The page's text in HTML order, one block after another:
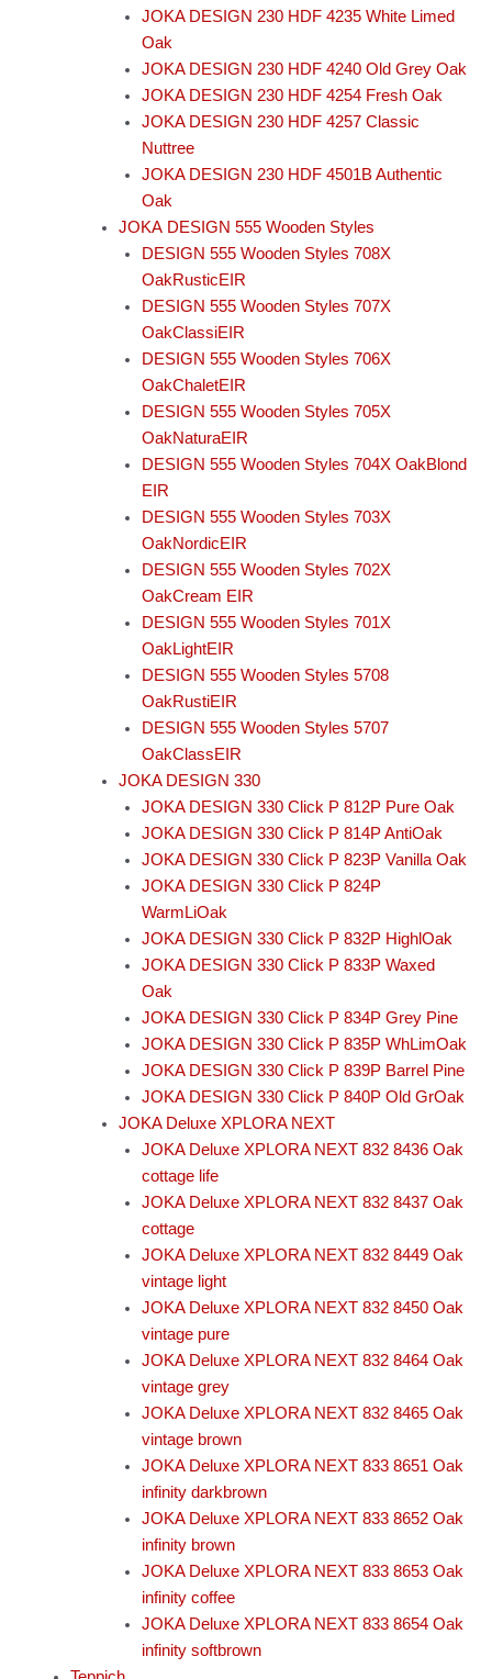
JOKA DESIGN 230 HDF 4235 White Limed
Oak
JOKA DESIGN 230 HDF 4240 Old Grey Oak
JOKA DESIGN 230 HDF 4254 Fresh Oak
JOKA DESIGN 230 HDF 4257 Classic
Nuttree
JOKA DESIGN 230 HDF 4501B Authentic
Oak
JOKA DESIGN 555 Wooden Styles
DESIGN 555 Wooden Styles 708X
OakRusticEIR
DESIGN 555 Wooden Styles 707X
OakClassiEIR
DESIGN 555 Wooden Styles 706X
OakChaletEIR
DESIGN 555 Wooden Styles 705X
OakNaturaEIR
DESIGN 555 Wooden Styles 704X OakBlond
EIR
DESIGN 555 Wooden Styles 703X
OakNordicEIR
DESIGN 555 Wooden Styles 702X
OakCream EIR
DESIGN 555 Wooden Styles 701X
OakLightEIR
DESIGN 555 Wooden Styles 5708
OakRustiEIR
DESIGN 555 Wooden Styles 5707
OakClassEIR
JOKA DESIGN 330
JOKA DESIGN 330 Click P 812P Pure Oak
JOKA DESIGN 330 Click P 814P AntiOak
JOKA DESIGN 330 Click P 823P Vanilla Oak
JOKA DESIGN 330 Click P 824P
WarmLiOak
JOKA DESIGN 330 Click P 832P HighlOak
JOKA DESIGN 330 Click P 833P Waxed
Oak
JOKA DESIGN 330 Click P 834P Grey Pine
JOKA DESIGN 330 Click P 835P WhLimOak
JOKA DESIGN 330 Click P 839P Barrel Pine
JOKA DESIGN 330 Click P 840P Old GrOak
JOKA Deluxe XPLORA NEXT
JOKA Deluxe XPLORA NEXT 832 8436 Oak
cottage life
JOKA Deluxe XPLORA NEXT 832 8437 Oak
cottage
JOKA Deluxe XPLORA NEXT 832 8449 Oak
vintage light
JOKA Deluxe XPLORA NEXT 832 8450 Oak
vintage pure
JOKA Deluxe XPLORA NEXT 832 8464 Oak
vintage grey
JOKA Deluxe XPLORA NEXT 832 8465 Oak
vintage brown
JOKA Deluxe XPLORA NEXT 833 8651 Oak
infinity darkbrown
JOKA Deluxe XPLORA NEXT 833 8652 Oak
infinity brown
JOKA Deluxe XPLORA NEXT 833 8653 Oak
infinity coffee
JOKA Deluxe XPLORA NEXT 833 8654 Oak
infinity softbrown